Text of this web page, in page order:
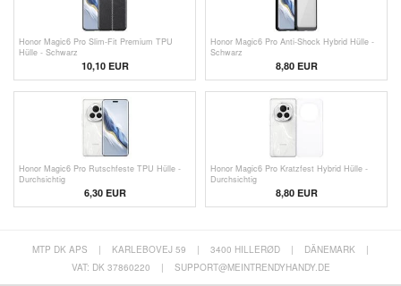
Honor Magic6 Pro Slim-Fit Premium TPU
Hülle - Schwarz
10,10 EUR
Honor Magic6 Pro Anti-Shock Hybrid Hülle -
Schwarz
8,80 EUR
Honor Magic6 Pro Rutschfeste TPU Hülle -
Durchsichtig
6,30 EUR
Honor Magic6 Pro Kratzfest Hybrid Hülle -
Durchsichtig
8,80 EUR
MTP DK APS | KARLEBOVEJ 59 | 3400 HILLERØD | DÄNEMARK
|
VAT: DK 37860220
| SUPPORT@MEINTRENDYHANDY.DE